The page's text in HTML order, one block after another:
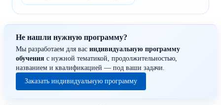
Не нашли нужную программу?
Мы разработаем для вас индивидуальную программу
обучения с нужной тематикой, продолжительностью,
названием и квалификацией — под ваши задачи.
Заказать индивидуальную программу